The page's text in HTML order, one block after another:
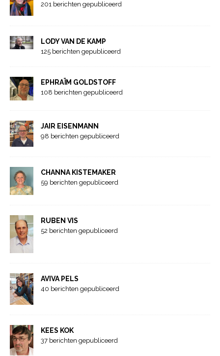
201 berichten gepubliceerd
LODY VAN DE KAMP
125 berichten gepubliceerd
EPHRAÏM GOLDSTOFF
108 berichten gepubliceerd
JAIR EISENMANN
98 berichten gepubliceerd
CHANNA KISTEMAKER
59 berichten gepubliceerd
RUBEN VIS
52 berichten gepubliceerd
AVIVA PELS
40 berichten gepubliceerd
KEES KOK
37 berichten gepubliceerd